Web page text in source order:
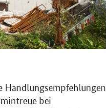
Handlungsempfehlungen
bei